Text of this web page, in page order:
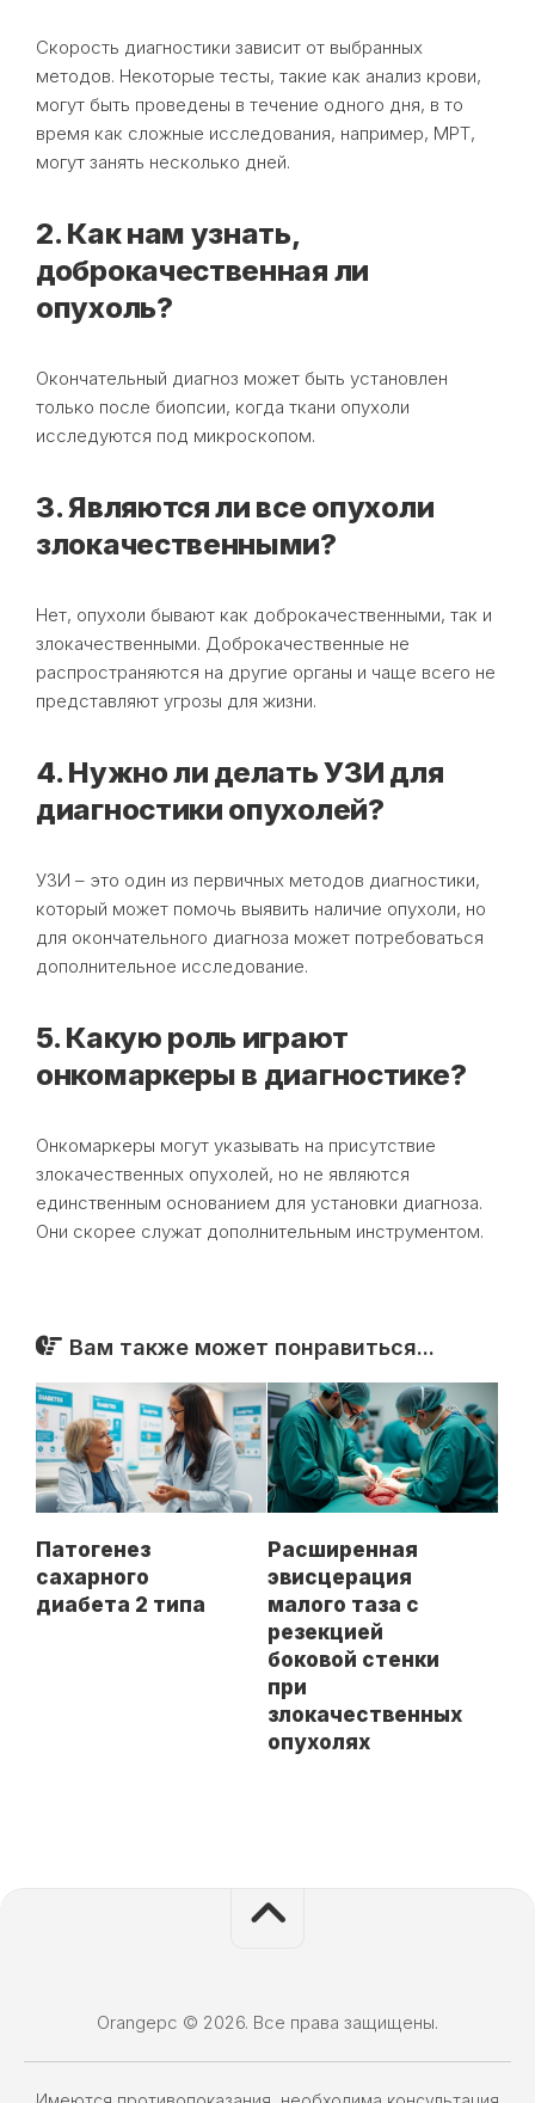
Скорость диагностики зависит от выбранных
методов. Некоторые тесты, такие как анализ крови,
могут быть проведены в течение одного дня, в то
время как сложные исследования, например, МРТ,
могут занять несколько дней.
2. Как нам узнать,
доброкачественная ли
опухоль?
Окончательный диагноз может быть установлен
только после биопсии, когда ткани опухоли
исследуются под микроскопом.
3. Являются ли все опухоли
злокачественными?
Нет, опухоли бывают как доброкачественными, так и
злокачественными. Доброкачественные не
распространяются на другие органы и чаще всего не
представляют угрозы для жизни.
4. Нужно ли делать УЗИ для
диагностики опухолей?
УЗИ – это один из первичных методов диагностики,
который может помочь выявить наличие опухоли, но
для окончательного диагноза может потребоваться
дополнительное исследование.
5. Какую роль играют
онкомаркеры в диагностике?
Онкомаркеры могут указывать на присутствие
злокачественных опухолей, но не являются
единственным основанием для установки диагноза.
Они скорее служат дополнительным инструментом.
Вам также может понравиться...
Патогенез
сахарного
диабета 2 типа
Расширенная
эвисцерация
малого таза с
резекцией
боковой стенки
при
злокачественных
опухолях
Orangepc © 2026. Все права защищены.